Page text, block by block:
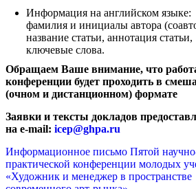
Информация на английском языке:
фамилия и инициалы автора
название статьи, аннотация статьи,
ключевые слова.
Обращаем Ваше внимание, что
конференции будет проходить в
(очном и дистанционном) формате
Заявки и тексты докладов
на е-mail: icep@ghpa.ru
Информационное письмо Пятой
практической конференции молодых
«Художник и менеджер в пространстве